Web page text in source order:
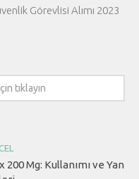
Görevlisi Alımı 2023
200 Mg: Kullanımı ve Yan